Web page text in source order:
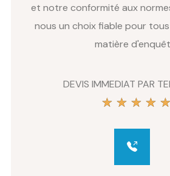
et notre conformité aux
nous un choix fiable pour
matière
DEVIS IMMEDIAT PAR
★ ★ ★ ★ ★